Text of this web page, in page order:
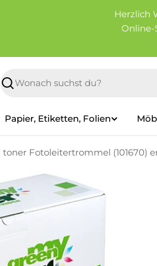
Herzlich
Online-
Suchen
Papier, Etiketten, Folien
Fotoleitertrommel (101670)